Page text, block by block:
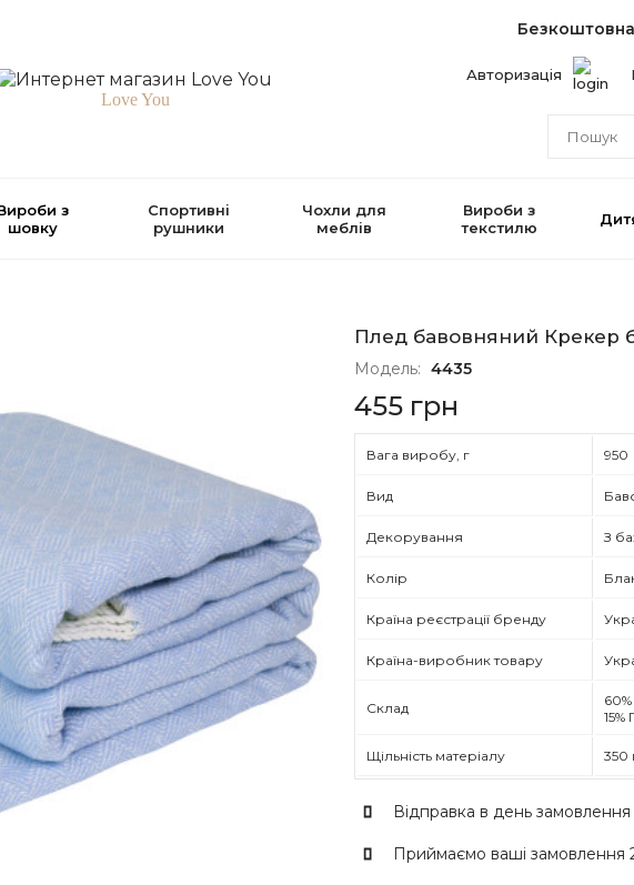
Love You
Авторизація
з
шовку
Спортивні
рушники
Чохли для
меблів
Вироби з
текстилю
Плед бавовняний Крекер
Модель: 4435
455 грн
Вага виробу, г 950
Вид
Декорування З
Колір
Країна реєстрації бренду
Країна-виробник товару
Склад
15%
Щільність матеріалу 350
Відправка в день замовлення
Приймаємо ваші замовлення